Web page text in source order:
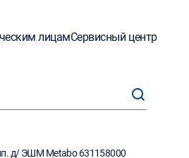
лицамСервисный центр
д/ ЭШМ Metabo 631158000